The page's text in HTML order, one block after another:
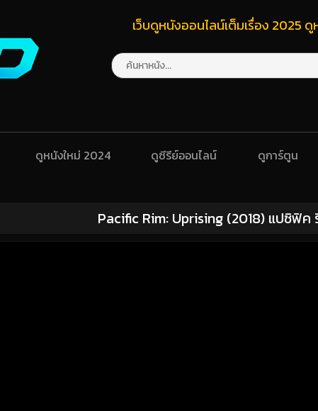
เว็บดูหนังออนไลน์เต็มเรื่อง 2025
ดูหนังใหม่ 2024 ดูซีรีย์ออนไลน์ ดูการ์ตูน
Pacific Rim: Uprising (2018) แปซิฟิ